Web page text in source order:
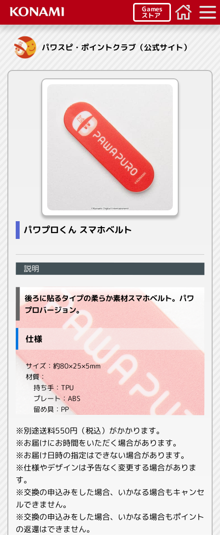
Games
ストア
パワスピ・ポイントクラブ（公式サイト）
パワプロくん スマホベルト
説明
後ろに貼るタイプの柔らか素材スマホベルト。パワ
プロバージョン。
仕様
サイズ：約80×25×5mm
材質：
持ち手：TPU
プレート：ABS
留め具：PP
※別途送料550円（税込）がかかります。
※お届けにお時間をいただく場合があります。
※お届け日時の指定はできない場合があります。
※仕様やデザインは予告なく変更する場合がありま
す。
※交換の申込みをした場合、いかなる場合もキャンセ
ルできません。
※交換の申込みをした場合、いかなる場合もポイント
の返還はできません。